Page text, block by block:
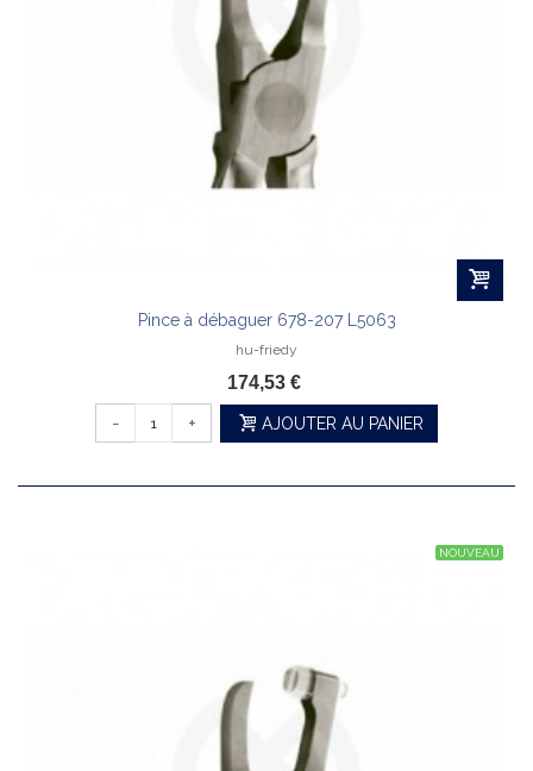
Pince à débaguer 678-207 L5063
hu-friedy
174,53 €
- + AJOUTER AU PANIER
NOUVEAU